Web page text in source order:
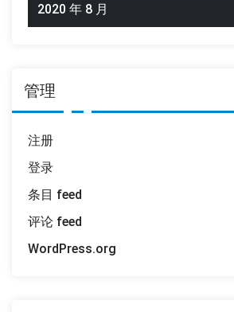
2020 年 8 月
管理
注册
登录
条目 feed
评论 feed
WordPress.org